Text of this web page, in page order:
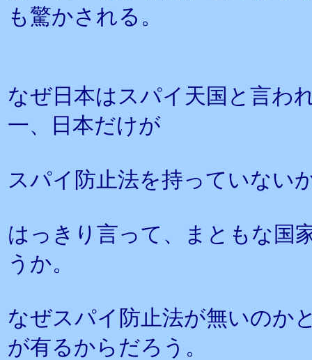
も驚かされる。
なぜ日本はスパイ天国と言わ
一、日本だけが
スパイ防止法を持っていない
はっきり言って、まともな国
うか。
なぜスパイ防止法が無いのか
が有るからだろう。